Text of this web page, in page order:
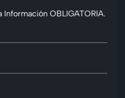
OBLIGATORIA.